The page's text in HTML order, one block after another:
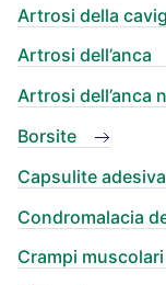
Artrosi della
Artrosi dell’anca
Artrosi dell’anca
Borsite
Capsulite
Condromalacia
Crampi muscolari